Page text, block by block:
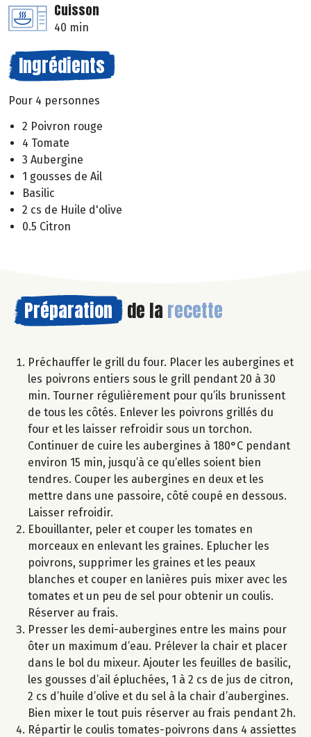
Cuisson
40 min
Ingrédients
Pour 4 personnes
2 Poivron rouge
4 Tomate
3 Aubergine
1 gousses de Ail
Basilic
2 cs de Huile d'olive
0.5 Citron
Préparation de la recette
Préchauffer le grill du four. Placer les aubergines et
les poivrons entiers sous le grill pendant 20 à 30
min. Tourner régulièrement pour qu’ils brunissent
de tous les côtés. Enlever les poivrons grillés du
four et les laisser refroidir sous un torchon.
Continuer de cuire les aubergines à 180°C pendant
environ 15 min, jusqu’à ce qu’elles soient bien
tendres. Couper les aubergines en deux et les
mettre dans une passoire, côté coupé en dessous.
Laisser refroidir.
Ebouillanter, peler et couper les tomates en
morceaux en enlevant les graines. Eplucher les
poivrons, supprimer les graines et les peaux
blanches et couper en lanières puis mixer avec les
tomates et un peu de sel pour obtenir un coulis.
Réserver au frais.
Presser les demi-aubergines entre les mains pour
ôter un maximum d’eau. Prélever la chair et placer
dans le bol du mixeur. Ajouter les feuilles de basilic,
les gousses d’ail épluchées, 1 à 2 cs de jus de citron,
2 cs d’huile d’olive et du sel à la chair d’aubergines.
Bien mixer le tout puis réserver au frais pendant 2h.
Répartir le coulis tomates-poivrons dans 4 assiettes